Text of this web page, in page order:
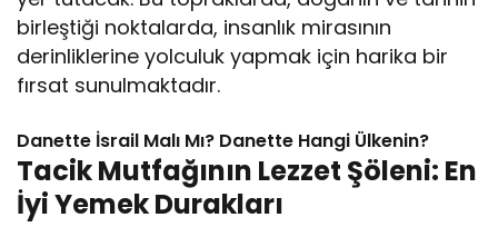
birleştiği noktalarda, insanlık mirasının
derinliklerine yolculuk yapmak için harika bir
fırsat sunulmaktadır.
Danette İsrail Malı Mı? Danette Hangi Ülkenin?
Tacik Mutfağının Lezzet Şöleni: En
İyi Yemek Durakları